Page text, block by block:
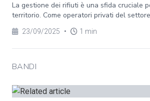
La gestione dei rifiuti è una sfida cruciale
territorio. Come operatori privati del
23/09/2025 • 1 min
BANDI